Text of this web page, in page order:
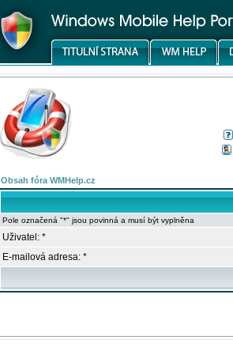
Obsah fóra WMHelp.cz
Pole označená "*" jsou povinná a musí být vyplněna
Uživatel: *
E-mailová adresa: *